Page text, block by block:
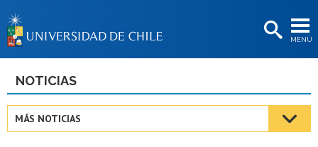
MENÚ
BIBLIOTECAS
Estudiantes
NOTICIAS
MÁS NOTICIAS